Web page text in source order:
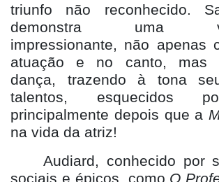
triunfo não reconhecido.
demonstra uma
impressionante, não apenas
atuação e no canto, mas
dança, trazendo à tona
talentos, esquecidos
principalmente depois que a
na vida da atriz!
Audiard, conhecido por
sociais e épicos, como O